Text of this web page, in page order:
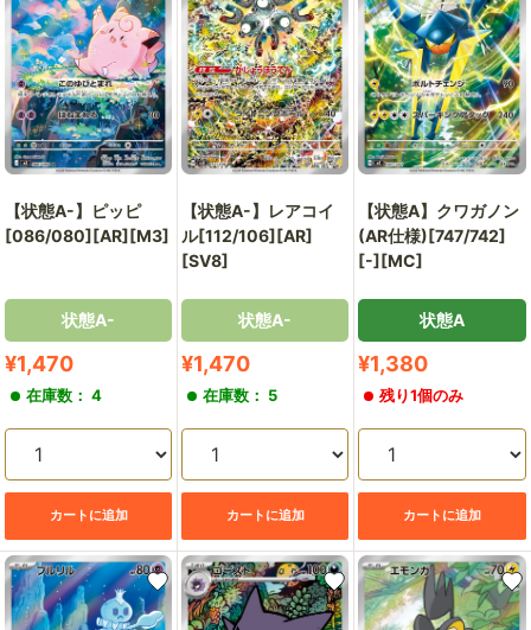
【状態A-】ピッピ
[086/080][AR][M3]
状態A-
販
価
格
¥1,470
在庫数： 4
カートに追加
【状態A-】レアコイ
ル[112/106][AR]
[SV8]
状態A-
販
価
格
¥1,470
在庫数： 5
カートに追加
【状態A】クワガノン
(AR仕様)[747/742]
[-][MC]
状態A
販
価
格
¥1,380
残り1個のみ
カートに追加